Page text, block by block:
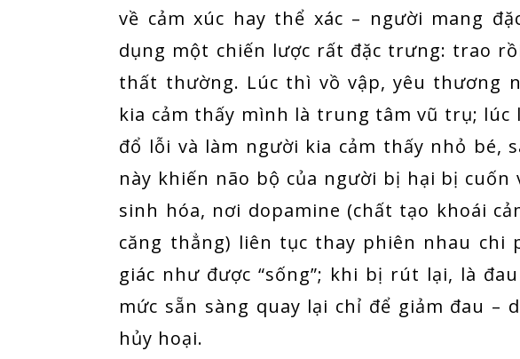
về cảm xúc hay thể xác – người mang
dụng một chiến lược rất đặc trưng: trao
thất thường. Lúc thì vồ vập, yêu thương
kia cảm thấy mình là trung tâm vũ trụ; lúc
đổ lỗi và làm người kia cảm thấy nhỏ bé,
này khiến não bộ của người bị hại bị cuốn
sinh hóa, nơi dopamine (chất tạo khoái
căng thẳng) liên tục thay phiên nhau chi
giác như được “sống”; khi bị rút lại, là
mức sẵn sàng quay lại chỉ để giảm đau
hủy hoại.